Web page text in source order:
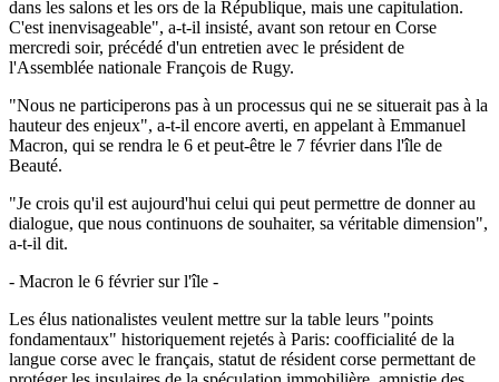
dans les salons et les ors de la République, mais une capitulation.
C'est inenvisageable", a-t-il insisté, avant son retour en Corse
mercredi soir, précédé d'un entretien avec le président de
l'Assemblée nationale François de Rugy.
"Nous ne participerons pas à un processus qui ne se situerait pas à la
hauteur des enjeux", a-t-il encore averti, en appelant à Emmanuel
Macron, qui se rendra le 6 et peut-être le 7 février dans l'île de
Beauté.
"Je crois qu'il est aujourd'hui celui qui peut permettre de donner au
dialogue, que nous continuons de souhaiter, sa véritable dimension",
a-t-il dit.
- Macron le 6 février sur l'île -
Les élus nationalistes veulent mettre sur la table leurs "points
fondamentaux" historiquement rejetés à Paris: coofficialité de la
langue corse avec le français, statut de résident corse permettant de